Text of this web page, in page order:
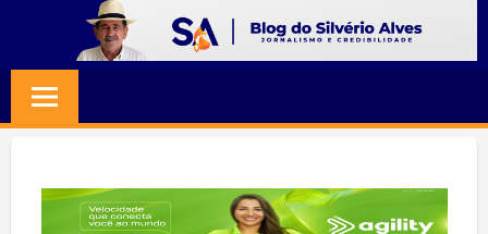
content
SILVERIO
ALVES
Jornalismo
Credibilidade